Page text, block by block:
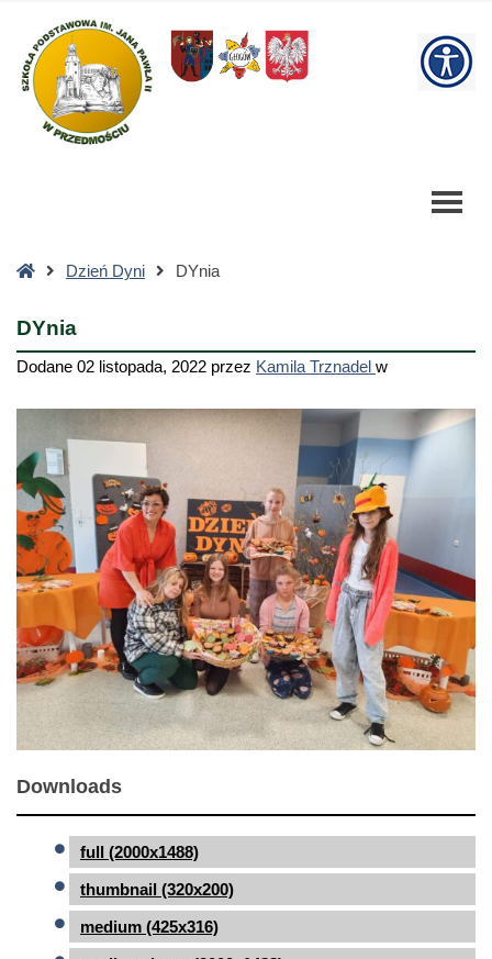
Szkoła
Podstawowa
StronaDzień Dyni DYnia
DYnia
Dodane 02 listopada, 2022 przez Kamila Trznadel w
Downloads
full (2000x1488)
thumbnail (320x200)
medium (425x316)